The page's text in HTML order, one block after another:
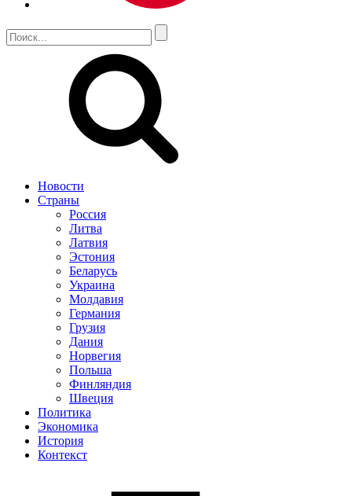
Новости
Страны
Россия
Литва
Латвия
Эстония
Беларусь
Украина
Молдавия
Германия
Грузия
Дания
Норвегия
Польша
Финляндия
Швеция
Политика
Экономика
История
Контекст